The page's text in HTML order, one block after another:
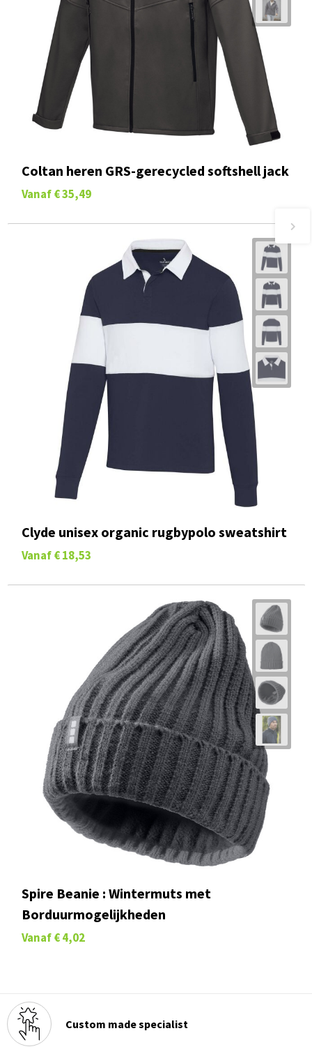
Coltan heren GRS-gerecycled softshell jack
Vanaf € 35,49
Clyde unisex organic rugbypolo sweatshirt
Vanaf € 18,53
Spire Beanie : Wintermuts met
Borduurmogelijkheden
Vanaf € 4,02
Custom made specialist